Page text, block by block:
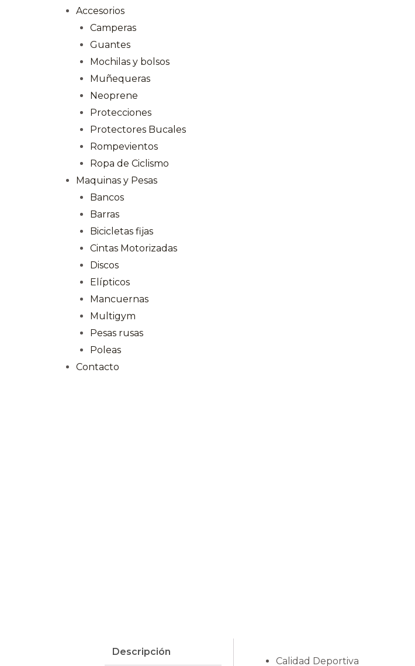
Accesorios
Camperas
Guantes
Mochilas y bolsos
Muñequeras
Neoprene
Protecciones
Protectores Bucales
Rompevientos
Ropa de Ciclismo
Maquinas y Pesas
Bancos
Barras
Bicicletas fijas
Cintas Motorizadas
Discos
Elípticos
Mancuernas
Multigym
Pesas rusas
Poleas
Contacto
Descripción
Calidad Deportiva